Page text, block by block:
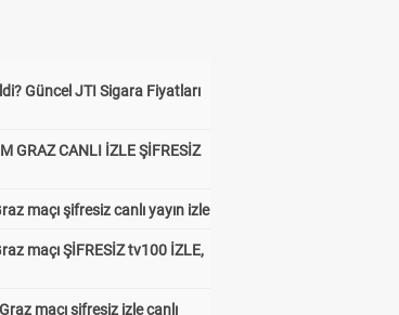
Güncel JTI Sigara Fiyatları
GRAZ CANLI İZLE ŞİFRESİZ
maçı şifresiz canlı yayın izle
maçı ŞİFRESİZ tv100 İZLE,
maçı şifresiz izle canlı